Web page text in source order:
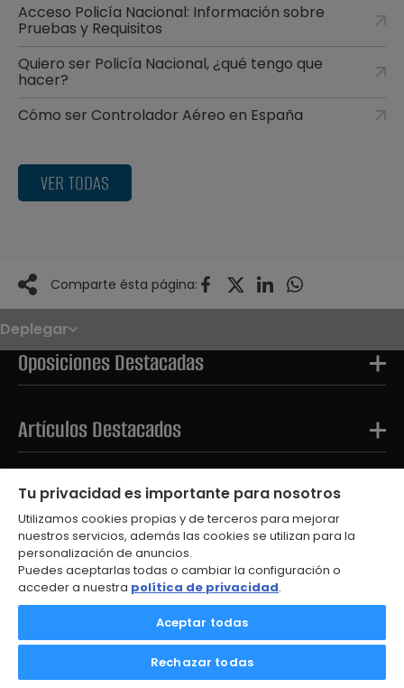
Acceso Policía Nacional: Información sobre
Pruebas y Requisitos
Quiero ser Policía Nacional, ¿qué tengo que
hacer?
Cómo ser Controlador Aéreo en España
VER TODAS
Comparte ésta página:
Deplegar
Noticias
Oposiciones
Convocatorias
Paso paso
OPE 2026
Oposiciones Destacadas
Artículos Destacados
Tests Destacados
© 2026
Aviso Legal
Política de Privacidad
Política de Cookies
Contacto
Tu privacidad es importante para nosotros
Utilizamos cookies propias y de terceros para mejorar
nuestros servicios, además las cookies se utilizan para la
personalización de anuncios.
Puedes aceptarlas todas o cambiar la configuración o
acceder a nuestra política de privacidad.
Aceptar todas
Rechazar todas